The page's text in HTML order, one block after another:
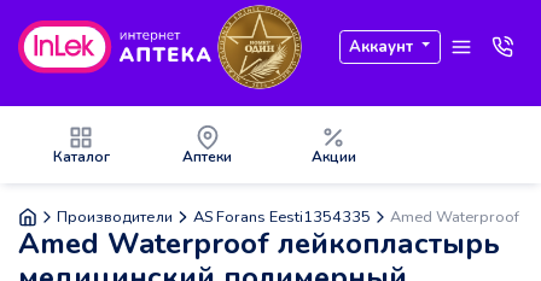
Аккаунт
Каталог Аптеки Акции
Производители AS Forans Eesti1354335 Amed Waterproof
Amed Waterproof лейкопластырь